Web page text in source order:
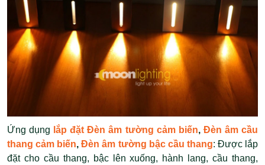
Ứng dụng lắp đặt Đèn âm tường cảm biến, Đèn âm cầu
thang cảm biến,Đèn âm tường bậc cầu thang: Được lắp
đặt cho cầu thang, bậc lên xuống, hành lang, cầu thang,